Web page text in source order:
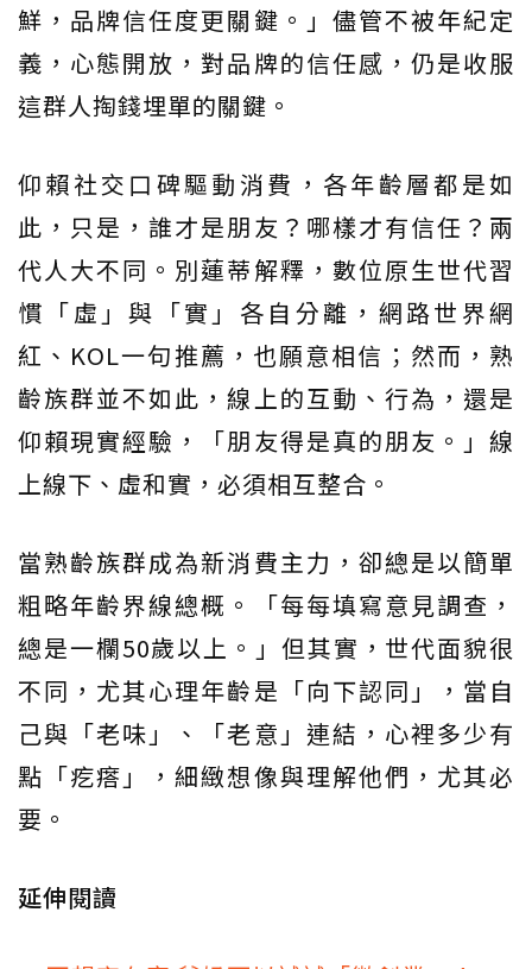
鮮，品牌信任度更關鍵。」儘管不被年紀定
義，心態開放，對品牌的信任感，仍是收服
這群人掏錢埋單的關鍵。
仰賴社交口碑驅動消費，各年齡層都是如
此，只是，誰才是朋友？哪樣才有信任？兩
代人大不同。別蓮蒂解釋，數位原生世代習
慣「虛」與「實」各自分離，網路世界網
紅、KOL一句推薦，也願意相信；然而，熟
齡族群並不如此，線上的互動、行為，還是
仰賴現實經驗，「朋友得是真的朋友。」線
上線下、虛和實，必須相互整合。
當熟齡族群成為新消費主力，卻總是以簡單
粗略年齡界線總概。「每每填寫意見調查，
總是一欄50歲以上。」但其實，世代面貌很
不同，尤其心理年齡是「向下認同」，當自
己與「老味」、「老意」連結，心裡多少有
點「疙瘩」，細緻想像與理解他們，尤其必
要。
延伸閱讀